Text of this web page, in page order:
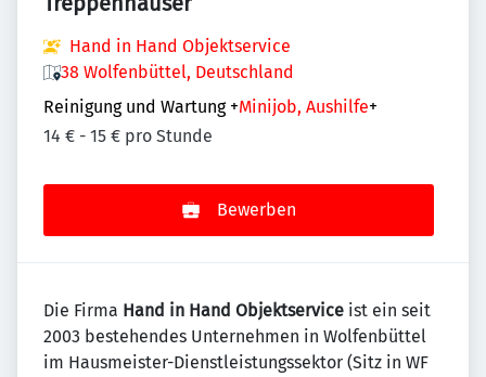
Hand in Hand Objektservice
38 Wolfenbüttel, Deutschland
Reinigung und Wartung +Minijob, Aushilfe+
14 € - 15 € pro Stunde
Bewerben
Die Firma Hand in Hand Objektservice ist ein seit
2003 bestehendes Unternehmen in Wolfenbüttel
im Hausmeister-Dienstleistungssektor (Sitz in WF